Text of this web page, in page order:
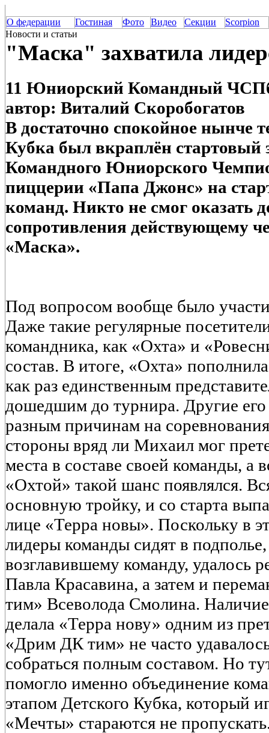
О федерации Гостиная Фото Видео Секции
Scorpion
Новости и статьи
"Маска" захватила
11 Юниорский Командный ЧСПб
автор: Виталий Скоробогатов
В достаточно спокойное нынче
Кубка был вкраплён стартовый
Командного Юниорского
пиццерии «Папа Джонс» на
команд. Никто не смог оказать
сопротивления действующему
«Маска».
Под вопросом вообще было
Даже такие регулярные
командника, как «Охта» и
состав. В итоге, «Охта»
как раз единственным
дошедшим до турнира. Другие
разным причинам на
стороны вряд ли Михаил мог
места в составе своей команды, а
«Охтой» такой шанс появлялся.
основную тройку, и со старта
лице «Терра новы». Поскольку в
лидеры команды сидят в
возглавившему команду, удалось
Павла Красавина, а затем и
тим» Всеволода Смолина.
делала «Терра нову» одним из
«Дрим ДК тим» не часто
собраться полным составом. Но
помогло именно объединение
этапом Детского Кубка, который
«Мечты» стараются не